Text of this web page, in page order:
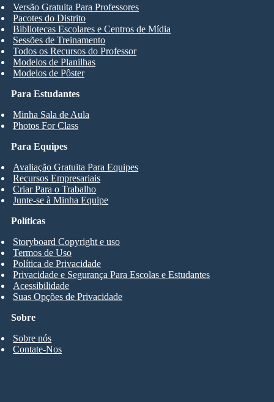
Para Estudantes
Minha Sala de Aula
Photos For Class
Versão Gratuita Para Professores
Pacotes do Distrito
Bibliotecas Escolares e Centros de Mídia
Sessões de Treinamento
Todos os Recursos do Professor
Modelos de Planilhas
Modelos de Pôster
Para Equipes
Avaliação Gratuita Para Equipes
Recursos Empresariais
Criar Para o Trabalho
Junte-se à Minha Equipe
Sobre
Sobre nós
Contate-Nos
Políticas
Storyboard Copyright e uso
Termos de Uso
Política de Privacidade
Privacidade e Segurança Para Escolas e Estudantes
Acessibilidade
Suas Opções de Privacidade